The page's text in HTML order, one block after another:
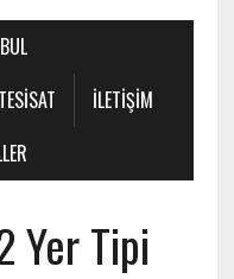
ILETIŞIM
Yer Tipi